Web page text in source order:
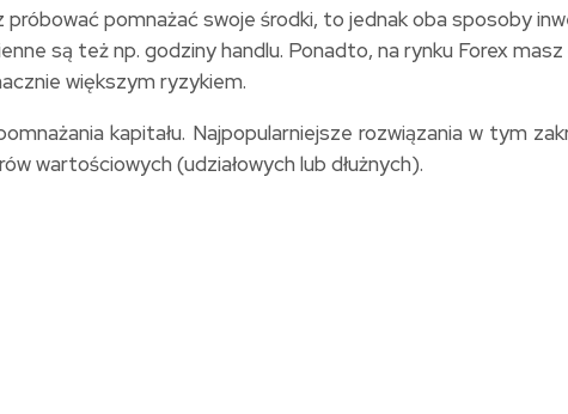
próbować pomnażać swoje środki, to jednak oba sposoby
są też np. godziny handlu. Ponadto, na rynku Forex
większym ryzykiem.
kapitału. Najpopularniejsze rozwiązania w tym
wartościowych (udziałowych lub dłużnych).